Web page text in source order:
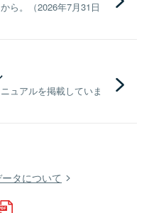
ら。（2026年7月31日
ュアルを掲載していま
タについて